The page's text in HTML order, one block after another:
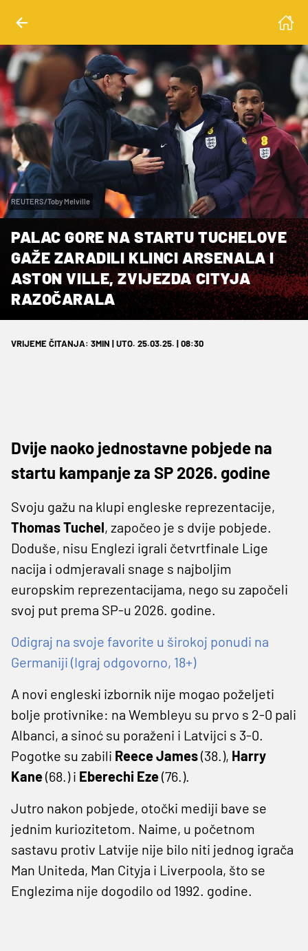
REUTERS/Toby Melville
PALAC GORE NA STARTU TUCHELOVE
GAŽE ZARADILI KLINCI ARSENALA I
ASTON VILLE, ZVIJEZDA CITYJA
RAZOČARALA
VRIJEME ČITANJA: 3MIN | UTO. 25.03.25. | 08:30
Dvije naoko jednostavne pobjede na
startu kampanje za SP 2026. godine
Svoju gažu na klupi engleske reprezentacije,
Thomas Tuchel, započeo je s dvije pobjede.
Doduše, nisu Englezi igrali četvrtfinale Lige
nacija i odmjeravali snage s najboljim
europskim reprezentacijama, nego su započeli
svoj put prema SP-u 2026. godine.
Odigraj na svoje favorite u širokoj ponudi na
Germaniji (Igraj odgovorno, 18+)
A novi engleski izbornik nije mogao poželjeti
bolje protivnike: na Wembleyu su prvo s 2-0 pali
Albanci, a sinoć su poraženi i Latvijci s 3-0.
Pogotke su zabili Reece James(38.), Harry
Kane(68.) i Eberechi Eze(76.).
Jutro nakon pobjede, otočki mediji bave se
jednim kuriozitetom. Naime, u početnom
sastavu protiv Latvije nije bilo niti jednog igrača
Man Uniteda, Man Cityja i Liverpoola, što se
Englezima nije dogodilo od 1992. godine.